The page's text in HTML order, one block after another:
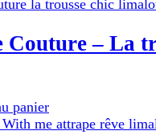
Couture – La
panier